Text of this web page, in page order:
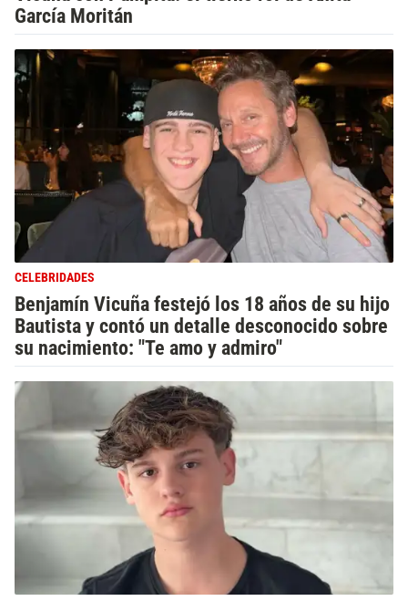
García Moritán
CELEBRIDADES
Benjamín Vicuña festejó los 18 años de su hijo
Bautista y contó un detalle desconocido sobre
su nacimiento: "Te amo y admiro"